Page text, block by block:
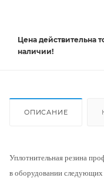
Цена действительна
наличии!
ОПИСАНИЕ
Уплотнительная резина
в оборудовании